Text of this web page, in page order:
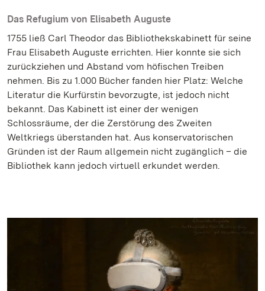
Das Refugium von Elisabeth Auguste
1755 ließ Carl Theodor das Bibliothekskabinett für seine
Frau Elisabeth Auguste errichten. Hier konnte sie sich
zurückziehen und Abstand vom höfischen Treiben
nehmen. Bis zu 1.000 Bücher fanden hier Platz: Welche
Literatur die Kurfürstin bevorzugte, ist jedoch nicht
bekannt. Das Kabinett ist einer der wenigen
Schlossräume, der die Zerstörung des Zweiten
Weltkriegs überstanden hat. Aus konservatorischen
Gründen ist der Raum allgemein nicht zugänglich – die
Bibliothek kann jedoch virtuell erkundet werden.